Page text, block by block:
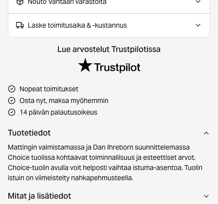
Laske toimitusaika & -kustannus
Lue arvostelut Trustpilotissa
Nopeat toimitukset
Osta nyt, maksa myöhemmin
14 päivän palautusoikeus
Tuotetiedot
Mattingin valmistamassa ja Dan Ihreborn suunnittelemassa
Choice tuolissa kohtaavat toiminnallisuus ja esteettiset arvot.
Choice-tuolin avulla voit helposti vaihtaa istuma-asentoa. Tuolin
istuin on viimeistelty nahkapehmusteella.
Mitat ja lisätiedot